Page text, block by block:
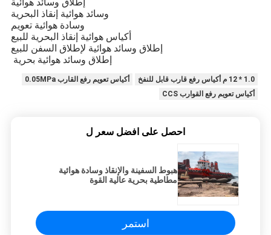
وسائد هوائية إنقاذ البحرية
وسادة هوائية تعويم
أكياس هوائية إنقاذ البحرية للبيع
إطلاق وسائد هوائية لإطلاق السفن للبيع
إطلاق وسائد هوائية بحرية
1.0 * 12 م أكياس رفع قارب قابل للنفخ
أكياس تعويم رفع القارب 0.05MPa
أكياس تعويم رفع القوارب CCS
احصل على افضل سعر ل
هبوط السفينة والإنقاذ وسادة هوائية
مطاطية بحرية عالية القوة
استمر